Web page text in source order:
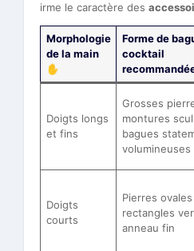
irme le caractère des
Morphologie
de la main
✋
Forme de
cocktail
Doigts longs
et fins
Grosses
montures
bagues
volumineuses
Doigts
courts
Pierres
rectangles
anneau fin